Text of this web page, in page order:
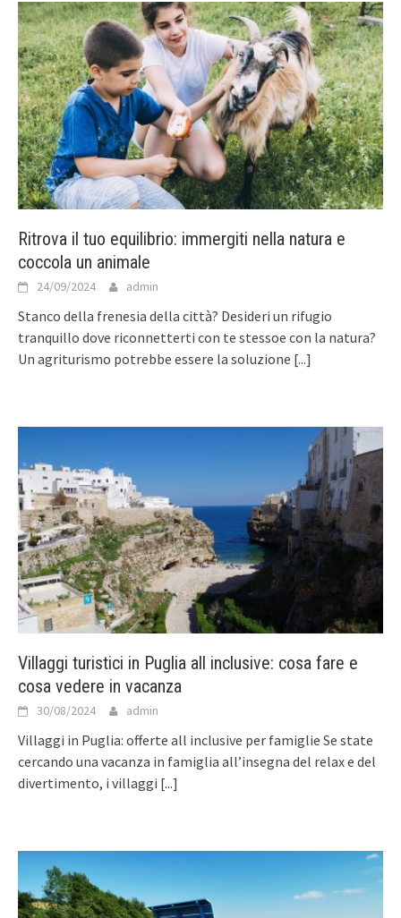
Ritrova il tuo equilibrio: immergiti nella natura e
coccola un animale
24/09/2024 admin
Stanco della frenesia della città? Desideri un rifugio
tranquillo dove riconnetterti con te stessoe con la natura?
Un agriturismo potrebbe essere la soluzione [...]
Villaggi turistici in Puglia all inclusive: cosa fare e
cosa vedere in vacanza
30/08/2024 admin
Villaggi in Puglia: offerte all inclusive per famiglie Se state
cercando una vacanza in famiglia all’insegna del relax e del
divertimento, i villaggi [...]